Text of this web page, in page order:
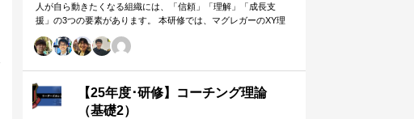
人が自ら動きたくなる組織には、「信頼」「理解」「成長支
援」の3つの要素があります。 本研修では、マグレガーのXY理
「人はなぜ動くのか」「どうすれば自ら動くようになるのか」
顧客対応の難航など）を、“人間理解”を通して紐解く実践型のプ
ログラムです。
【25年度･研修】コーチング理論
（基礎2）